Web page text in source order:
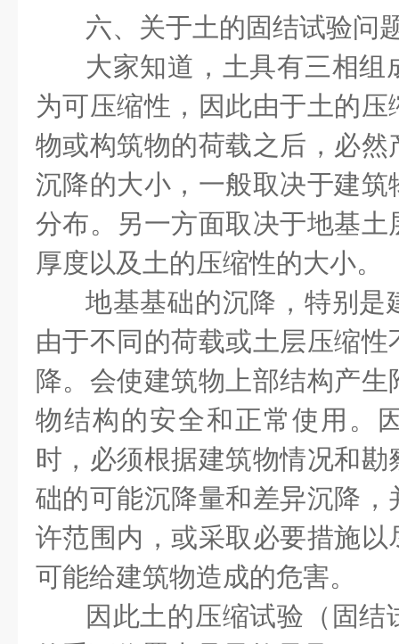
六、关于土的固结试验问
大家知道，土具有三相组
为可压缩性，因此由于土的
物或构筑物的荷载之后，必
沉降的大小，一般取决于建
分布。另一方面取决于地基
厚度以及土的压缩性的大小。
地基基础的沉降，特别是
由于不同的荷载或土层压缩
降。会使建筑物上部结构产
物结构的安全和正常使用。
时，必须根据建筑物情况和
础的可能沉降量和差异沉降
许范围内，或采取必要措施
可能给建筑物造成的危害。
因此土的压缩试验（固结